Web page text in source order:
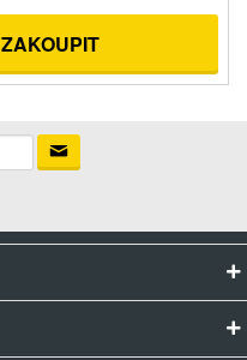
ZAKOUPIT